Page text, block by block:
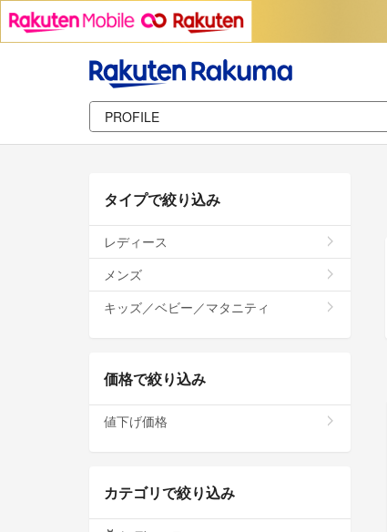
タイプで絞り込み
レディース
メンズ
キッズ／ベビー／マタニティ
価格で絞り込み
値下げ価格
カテゴリで絞り込み